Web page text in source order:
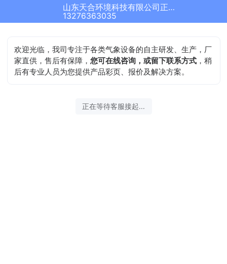
山东天合环境科技有限公司正在为您服务
13276363035
欢迎光临，我司专注于各类气象设备的自主研发、生产，厂
家直供，售后有保障，您可在线咨询，或留下联系方式 ，稍
后有专业人员为您提供产品彩页、报价及解决方案。
正在等待客服接起...